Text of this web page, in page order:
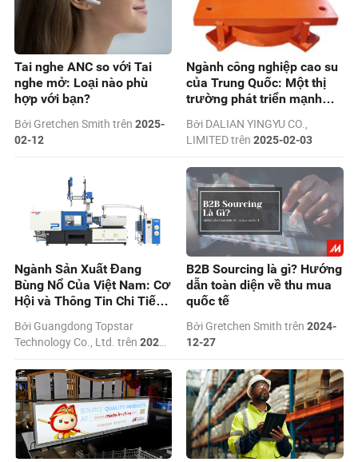
Tai nghe ANC so với Tai
nghe mở: Loại nào phù
hợp với bạn?
Bởi Gretchen Smith trên2025-
02-12
Ngành công nghiệp cao su
của Trung Quốc: Một thị
trường phát triển mạnh
Bởi DALIAN YINGYU CO.,
LIMITED trên2025-02-03
Ngành Sản Xuất Đang
Bùng Nổ Của Việt Nam: Cơ
Hội và Thông Tin Chi Tiết
Nhựa
Bởi Guangdong Topstar
Technology Co., Ltd. trên2025-
01-13
B2B Sourcing là gì? Hướng
dẫn toàn diện về thu mua
quốc tế
Bởi Gretchen Smith trên2024-
12-27